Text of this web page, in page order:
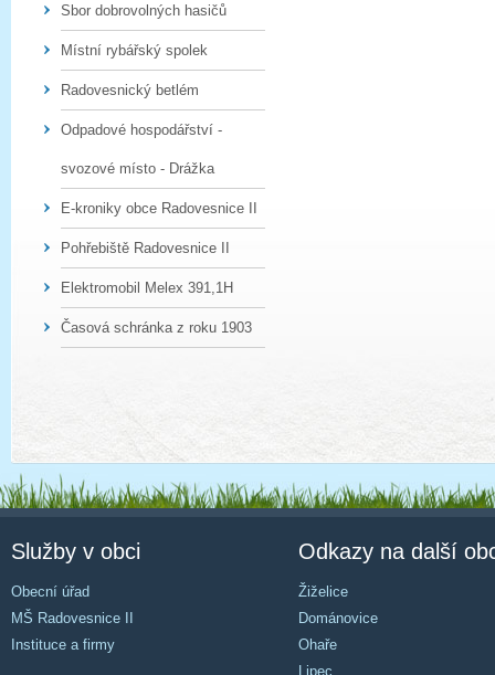
Sbor dobrovolných hasičů
Místní rybářský spolek
Radovesnický betlém
Odpadové hospodářství -
svozové místo - Drážka
E-kroniky obce Radovesnice II
Pohřebiště Radovesnice II
Elektromobil Melex 391,1H
Časová schránka z roku 1903
Služby v obci
Obecní úřad
MŠ Radovesnice II
Instituce a firmy
Odkazy na další
Žiželice
Dománovice
Ohaře
Lipec